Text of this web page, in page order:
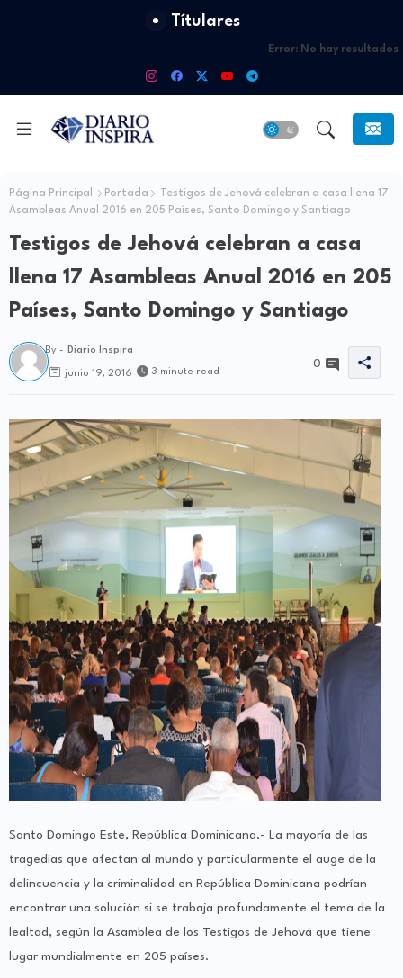
Títulares
Error: No hay resultados
Página Principal Portada
Testigos de Jehová celebran a casa llena 17
Asambleas Anual 2016 en 205 Países, Santo Domingo y Santiago
Testigos de Jehová celebran a casa
llena 17 Asambleas Anual 2016 en 205
Países, Santo Domingo y Santiago
By - Diario Inspira
junio 19, 2016 3 minute read
0
Santo Domingo Este, República Dominicana.- La mayoría de las
tragedias que afectan al mundo y particularmente el auge de la
delincuencia y la criminalidad en República Dominicana podrían
encontrar una solución si se trabaja profundamente el tema de la
lealtad, según la Asamblea de los Testigos de Jehová que tiene
lugar mundialmente en 205 países.